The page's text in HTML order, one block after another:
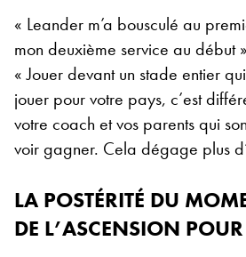
« Leander m’a bousculé au
mon deuxième service au début
« Jouer devant un stade entier
jouer pour votre pays, c’est
votre coach et vos parents qui
voir gagner. Cela dégage plus
LA POSTÉRITÉ DU
DE L’ASCENSION